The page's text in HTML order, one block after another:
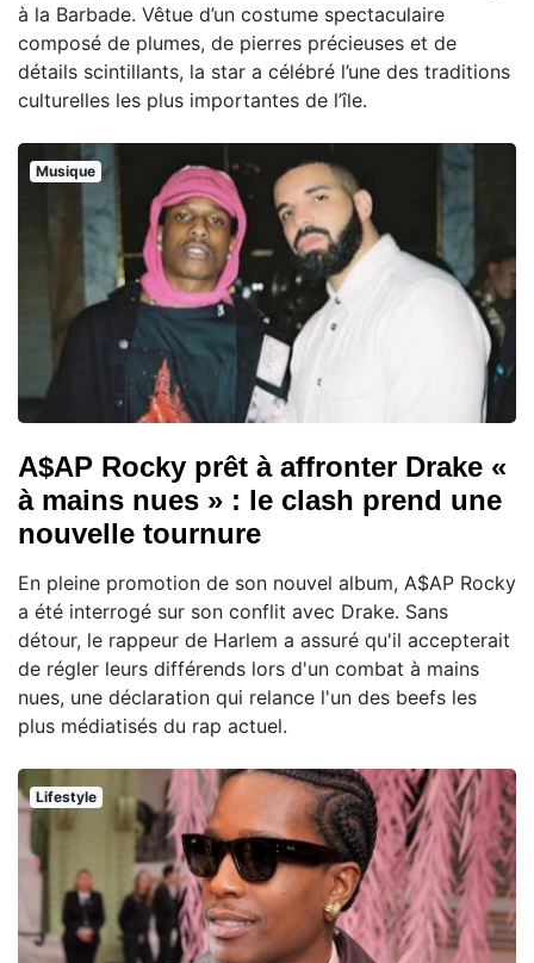
à la Barbade. Vêtue d’un costume spectaculaire
composé de plumes, de pierres précieuses et de
détails scintillants, la star a célébré l’une des traditions
culturelles les plus importantes de l’île.
Musique
A$AP Rocky prêt à affronter Drake «
à mains nues » : le clash prend une
nouvelle tournure
En pleine promotion de son nouvel album, A$AP Rocky
a été interrogé sur son conflit avec Drake. Sans
détour, le rappeur de Harlem a assuré qu'il accepterait
de régler leurs différends lors d'un combat à mains
nues, une déclaration qui relance l'un des beefs les
plus médiatisés du rap actuel.
Lifestyle